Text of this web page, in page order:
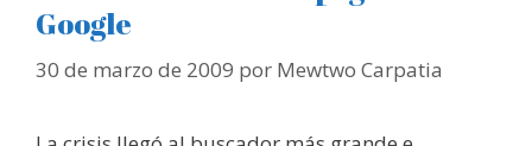
Google
30 de marzo de 2009 por Mewtwo Carpatia